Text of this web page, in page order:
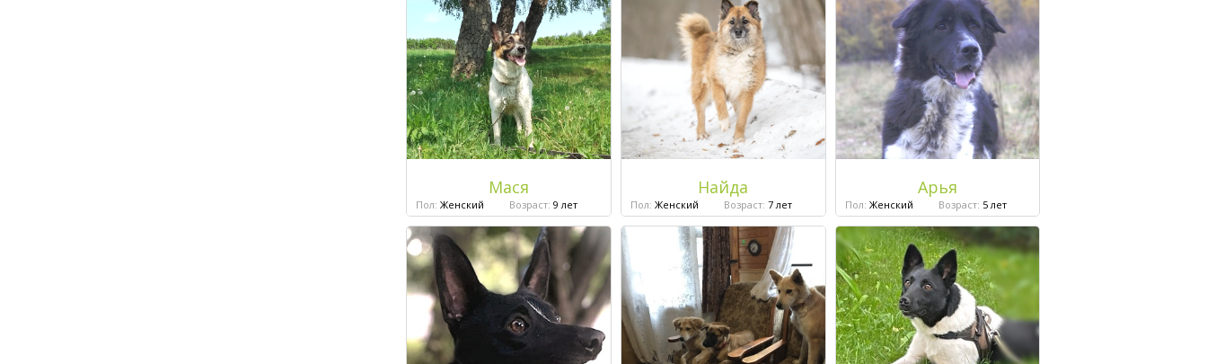
Мася
Пол: Женский Возраст: 9 лет
Найда
Пол: Женский Возраст: 7 лет
Арья
Пол: Женский Возраст: 5 лет